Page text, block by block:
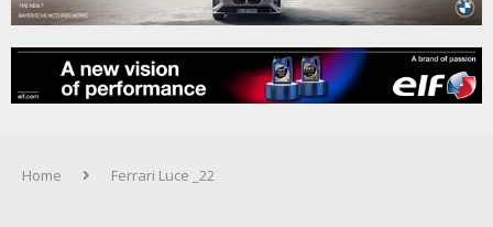
Home Ferrari Luce _22